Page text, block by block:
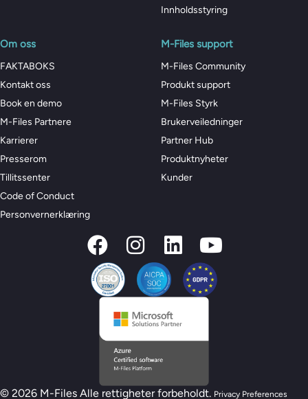
Innholdsstyring
Om oss
FAKTABOKS
Kontakt oss
Book en demo
M-Files Partnere
Karrierer
Presserom
Tillitssenter
Code of Conduct
Personvernerklæring
M-Files support
M-Files Community
Produkt support
M-Files Styrk
Brukerveiledninger
Partner Hub
Produktnyheter
Kunder
© 2026 M-Files Alle rettigheter forbeholdt. Privacy Preferences